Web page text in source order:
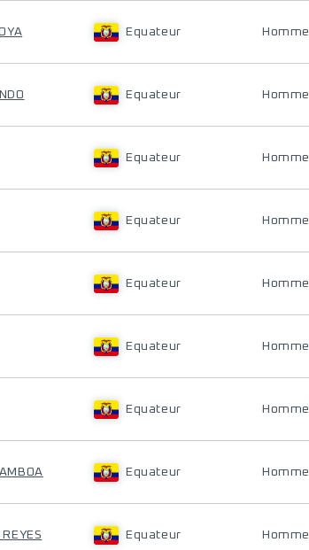
Equateur Homme
Equateur Homme
Equateur Homme
Equateur Homme
Equateur Homme
Equateur Homme
Equateur Homme
Equateur Homme
Equateur Homme